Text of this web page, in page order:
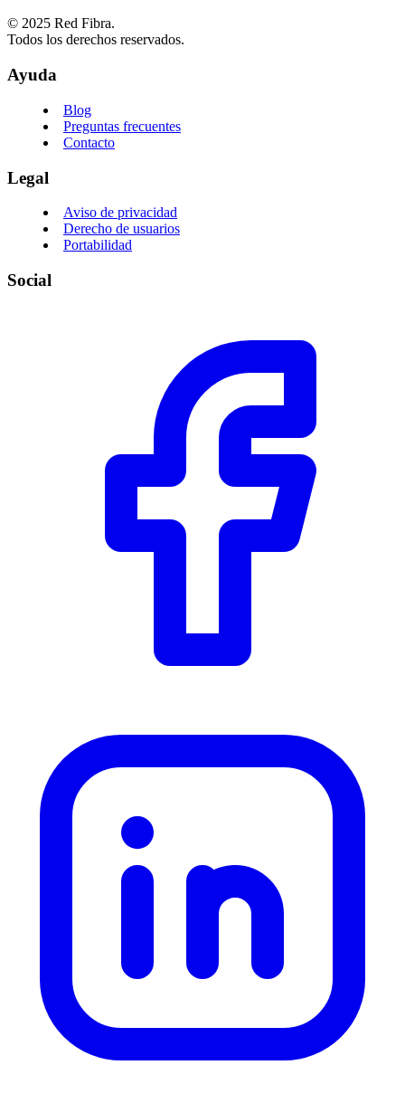
© 2025 Red Fibra.
Todos los derechos reservados.
Ayuda
Blog
Preguntas frecuentes
Contacto
Legal
Aviso de privacidad
Derecho de usuarios
Portabilidad
Social